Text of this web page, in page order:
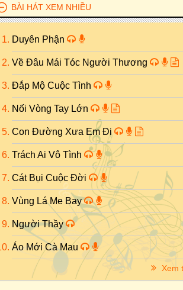
BÀI HÁT XEM NHIỀU
Duyên Phận
Về Đâu Mái Tóc Người Thương
Đắp Mộ Cuộc Tình
Nối Vòng Tay Lớn
Con Đường Xưa Em Đi
Trách Ai Vô Tình
Cát Bụi Cuộc Đời
Vùng Lá Me Bay
Người Thầy
Áo Mới Cà Mau
Xem